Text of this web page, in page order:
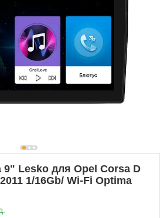
9" Lesko для Opel Corsa D
1/16Gb/ Wi-Fi Optima